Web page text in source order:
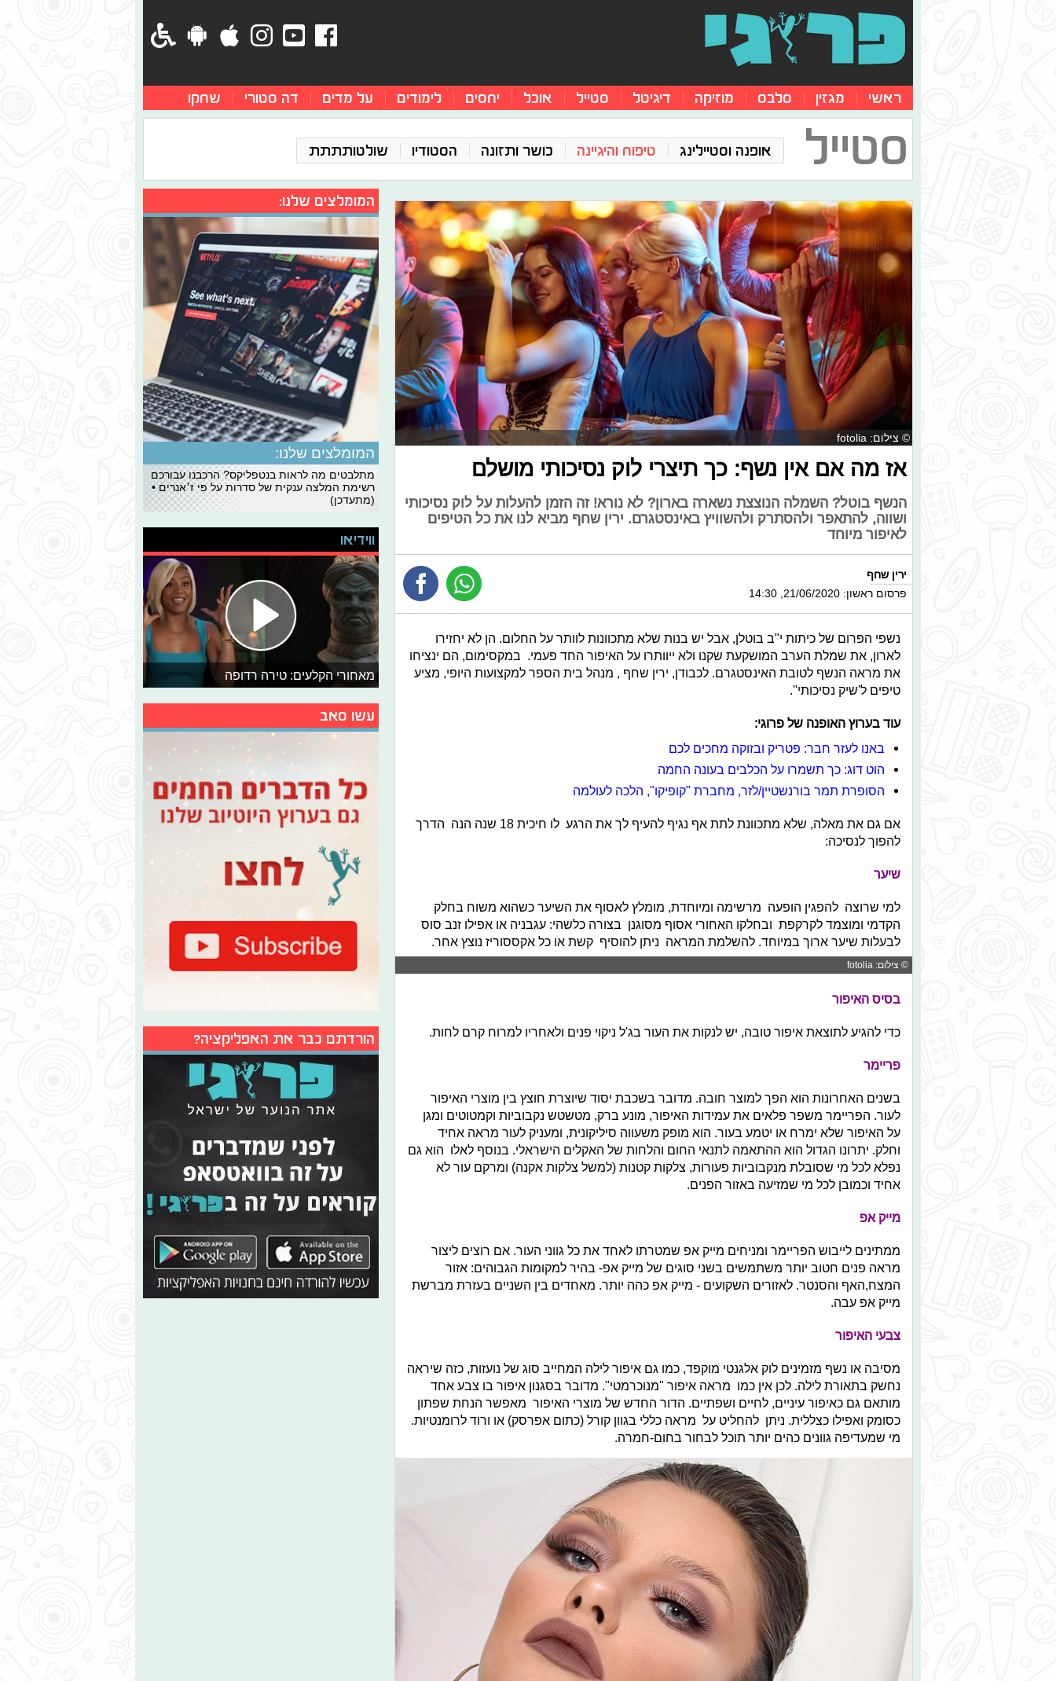
ראשי מגזין סלבס מוזיקה דיגיטל סטייל אוכל יחסים לימודים על מדים דה סטורי שחקו
סטייל אופנה וסטיילינג טיפוח והיגיינה כושר ותזונה הסטודיו שולטותתתת
© צילום: fotolia
אז מה אם אין נשף: כך תיצרי לוק נסיכותי מושלם
הנשף בוטל? השמלה הנוצצת נשארה בארון? לא נורא! זה הזמן להעלות על לוק נסיכותי
ושווה, להתאפר ולהסתרק ולהשוויץ באינסטגרם. ירין שחף מביא לנו את כל הטיפים
לאיפור מיוחד
ירין שחף
פרסום ראשון: 21/06/2020, 14:30
נשפי הפרום של כיתות י"ב בוטלן, אבל יש בנות שלא מתכוונות לוותר על החלום. הן לא יחזירו
לארון, את שמלת הערב המושקעת שקנו ולא ייוותרו על האיפור החד פעמי. במקסימום, הם ינציחו
את מראה הנשף לטובת האינסטגרם. לכבודן, ירין שחף , מנהל בית הספר למקצועות היופי, מציע
טיפים ל'שיק נסיכותי''.
עוד בערוץ האופנה של פרוגי:
באנו לעזר חבר: פטריק ובזוקה מחכים לכם
הוט דוג: כך תשמרו על הכלבים בעונה החמה
הסופרת תמר בורנשטיין/לזר, מחברת "קופיקו", הלכה לעולמה
אם גם את מאלה, שלא מתכוונת לתת אף נגיף להעיף לך את הרגע לו חיכית 18 שנה הנה הדרך
להפוך לנסיכה:
שיער
למי שרוצה להפגין הופעה מרשימה ומיוחדת, מומלץ לאסוף את השיער כשהוא משוח בחלק
הקדמי ומוצמד לקרקפת ובחלקו האחורי אסוף מסוגנן בצורה כלשהי: עגבניה או אפילו זנב סוס
לבעלות שיער ארוך במיוחד. להשלמת המראה ניתן להוסיף קשת או כל אקססוריז נוצץ אחר.
© צילום: fotolia
בסיס האיפור
כדי להגיע לתוצאת איפור טובה, יש לנקות את העור בג'ל ניקוי פנים ולאחריו למרוח קרם לחות.
פריימר
בשנים האחרונות הוא הפך למוצר חובה. מדובר בשכבת יסוד שיוצרת חוצץ בין מוצרי האיפור
לעור. הפריימר משפר פלאים את עמידות האיפור, מונע ברק, מטשטש נקבוביות וקמטוטים ומגן
על האיפור שלא ימרח או יטמע בעור. הוא מופק משעווה סיליקונית, ומעניק לעור מראה אחיד
וחלק. יתרונו הגדול הוא ההתאמה לתנאי החום והלחות של האקלים הישראלי. בנוסף לאלו הוא גם
נפלא לכל מי שסובלת מנקבוביות פעורות, צלקות קטנות (למשל צלקות אקנה) ומרקם עור לא
אחיד וכמובן לכל מי שמזיעה באזור הפנים.
מייק אפ
ממתינים לייבוש הפריימר ומניחים מייק אפ שמטרתו לאחד את כל גווני העור. אם רוצים ליצור
מראה פנים חטוב יותר משתמשים בשני סוגים של מייק אפ- בהיר למקומות הגבוהים: אזור
המצח,האף והסנטר. לאזורים השקועים - מייק אפ כהה יותר. מאחדים בין השניים בעזרת מברשת
מייק אפ עבה.
צבעי האיפור
מסיבה או נשף מזמינים לוק אלגנטי מוקפד, כמו גם איפור לילה המחייב סוג של נועזות, כזה שיראה
נחשק בתאורת לילה. לכן אין כמו מראה איפור "מנוכרמטי". מדובר בסגנון איפור בו צבע אחד
מותאם גם כאיפור עיניים, לחיים ושפתיים. הדור החדש של מוצרי האיפור מאפשר הנחת שפתון
כסומק ואפילו כצללית. ניתן להחליט על מראה כללי בגוון קורל (כתום אפרסק) או ורוד לרומנטיות.
מי שמעדיפה גוונים כהים יותר תוכל לבחור בחום-חמרה.
המומלצים שלנו:
המומלצים שלנו:
מתלבטים מה לראות בנטפליקס? הרכבנו עבורכם
רשימת המלצה ענקית של סדרות על פי ז׳אנרים •
(מתעדכן)
ווידיאו
מאחורי הקלעים: טירה רדופה
עשו סאב
הורדתם כבר את האפליקציה?